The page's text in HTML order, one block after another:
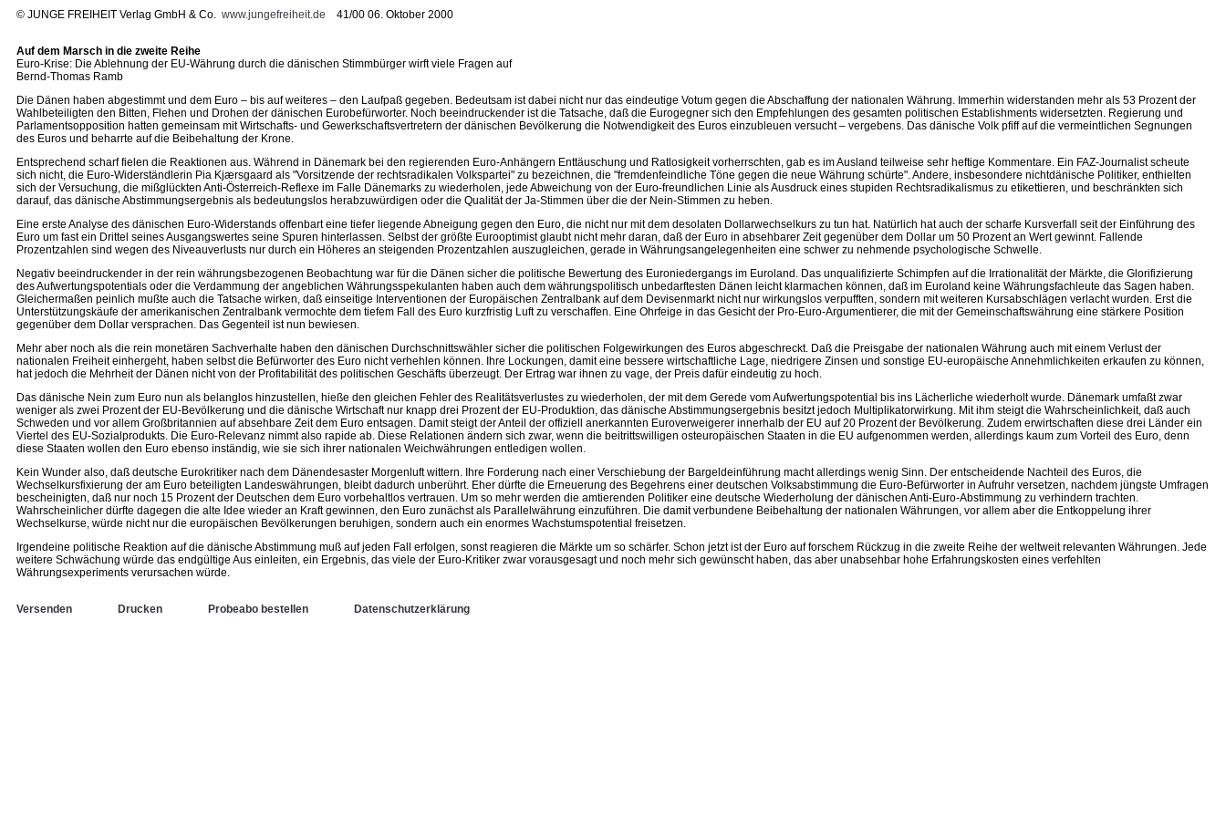
© JUNGE FREIHEIT Verlag GmbH & Co. www.jungefreiheit.de 41/00 06. Oktober 2000
Auf dem Marsch in die zweite Reihe
Euro-Krise: Die Ablehnung der EU-Währung durch die dänischen Stimmbürger wirft viele Fragen auf
Bernd-Thomas Ramb
Die Dänen haben abgestimmt und dem Euro – bis auf weiteres – den Laufpaß gegeben. Bedeutsam ist dabei nicht nur das eindeutige Votum gegen die Abschaffung der nationalen Währung. Immerhin widerstanden mehr als 53 Prozent der
Wahlbeteiligten den Bitten, Flehen und Drohen der dänischen Eurobefürworter. Noch beeindruckender ist die Tatsache, daß die Eurogegner sich den Empfehlungen des gesamten politischen Establishments widersetzten. Regierung und
Parlamentsopposition hatten gemeinsam mit Wirtschafts- und Gewerkschaftsvertretern der dänischen Bevölkerung die Notwendigkeit des Euros einzubleuen versucht – vergebens. Das dänische Volk pfiff auf die vermeintlichen Segnungen
des Euros und beharrte auf die Beibehaltung der Krone.
Entsprechend scharf fielen die Reaktionen aus. Während in Dänemark bei den regierenden Euro-Anhängern Enttäuschung und Ratlosigkeit vorherrschten, gab es im Ausland teilweise sehr heftige Kommentare. Ein FAZ-Journalist scheute
sich nicht, die Euro-Widerständlerin Pia Kjærsgaard als "Vorsitzende der rechtsradikalen Volkspartei" zu bezeichnen, die "fremdenfeindliche Töne gegen die neue Währung schürte". Andere, insbesondere nichtdänische Politiker, enthielten
sich der Versuchung, die mißglückten Anti-Österreich-Reflexe im Falle Dänemarks zu wiederholen, jede Abweichung von der Euro-freundlichen Linie als Ausdruck eines stupiden Rechtsradikalismus zu etikettieren, und beschränkten sich
darauf, das dänische Abstimmungsergebnis als bedeutungslos herabzuwürdigen oder die Qualität der Ja-Stimmen über die der Nein-Stimmen zu heben.
Eine erste Analyse des dänischen Euro-Widerstands offenbart eine tiefer liegende Abneigung gegen den Euro, die nicht nur mit dem desolaten Dollarwechselkurs zu tun hat. Natürlich hat auch der scharfe Kursverfall seit der Einführung des
Euro um fast ein Drittel seines Ausgangswertes seine Spuren hinterlassen. Selbst der größte Eurooptimist glaubt nicht mehr daran, daß der Euro in absehbarer Zeit gegenüber dem Dollar um 50 Prozent an Wert gewinnt. Fallende
Prozentzahlen sind wegen des Niveauverlusts nur durch ein Höheres an steigenden Prozentzahlen auszugleichen, gerade in Währungsangelegenheiten eine schwer zu nehmende psychologische Schwelle.
Negativ beeindruckender in der rein währungsbezogenen Beobachtung war für die Dänen sicher die politische Bewertung des Euroniedergangs im Euroland. Das unqualifizierte Schimpfen auf die Irrationalität der Märkte, die Glorifizierung
des Aufwertungspotentials oder die Verdammung der angeblichen Währungsspekulanten haben auch dem währungspolitisch unbedarftesten Dänen leicht klarmachen können, daß im Euroland keine Währungsfachleute das Sagen haben.
Gleichermaßen peinlich mußte auch die Tatsache wirken, daß einseitige Interventionen der Europäischen Zentralbank auf dem Devisenmarkt nicht nur wirkungslos verpufften, sondern mit weiteren Kursabschlägen verlacht wurden. Erst die
Unterstützungskäufe der amerikanischen Zentralbank vermochte dem tiefem Fall des Euro kurzfristig Luft zu verschaffen. Eine Ohrfeige in das Gesicht der Pro-Euro-Argumentierer, die mit der Gemeinschaftswährung eine stärkere Position
gegenüber dem Dollar versprachen. Das Gegenteil ist nun bewiesen.
Mehr aber noch als die rein monetären Sachverhalte haben den dänischen Durchschnittswähler sicher die politischen Folgewirkungen des Euros abgeschreckt. Daß die Preisgabe der nationalen Währung auch mit einem Verlust der
nationalen Freiheit einhergeht, haben selbst die Befürworter des Euro nicht verhehlen können. Ihre Lockungen, damit eine bessere wirtschaftliche Lage, niedrigere Zinsen und sonstige EU-europäische Annehmlichkeiten erkaufen zu können,
hat jedoch die Mehrheit der Dänen nicht von der Profitabilität des politischen Geschäfts überzeugt. Der Ertrag war ihnen zu vage, der Preis dafür eindeutig zu hoch.
Das dänische Nein zum Euro nun als belanglos hinzustellen, hieße den gleichen Fehler des Realitätsverlustes zu wiederholen, der mit dem Gerede vom Aufwertungspotential bis ins Lächerliche wiederholt wurde. Dänemark umfaßt zwar
weniger als zwei Prozent der EU-Bevölkerung und die dänische Wirtschaft nur knapp drei Prozent der EU-Produktion, das dänische Abstimmungsergebnis besitzt jedoch Multiplikatorwirkung. Mit ihm steigt die Wahrscheinlichkeit, daß auch
Schweden und vor allem Großbritannien auf absehbare Zeit dem Euro entsagen. Damit steigt der Anteil der offiziell anerkannten Euroverweigerer innerhalb der EU auf 20 Prozent der Bevölkerung. Zudem erwirtschaften diese drei Länder ein
Viertel des EU-Sozialprodukts. Die Euro-Relevanz nimmt also rapide ab. Diese Relationen ändern sich zwar, wenn die beitrittswilligen osteuropäischen Staaten in die EU aufgenommen werden, allerdings kaum zum Vorteil des Euro, denn
diese Staaten wollen den Euro ebenso inständig, wie sie sich ihrer nationalen Weichwährungen entledigen wollen.
Kein Wunder also, daß deutsche Eurokritiker nach dem Dänendesaster Morgenluft wittern. Ihre Forderung nach einer Verschiebung der Bargeldeinführung macht allerdings wenig Sinn. Der entscheidende Nachteil des Euros, die
Wechselkursfixierung der am Euro beteiligten Landeswährungen, bleibt dadurch unberührt. Eher dürfte die Erneuerung des Begehrens einer deutschen Volksabstimmung die Euro-Befürworter in Aufruhr versetzen, nachdem jüngste Umfragen
bescheinigten, daß nur noch 15 Prozent der Deutschen dem Euro vorbehaltlos vertrauen. Um so mehr werden die amtierenden Politiker eine deutsche Wiederholung der dänischen Anti-Euro-Abstimmung zu verhindern trachten.
Wahrscheinlicher dürfte dagegen die alte Idee wieder an Kraft gewinnen, den Euro zunächst als Parallelwährung einzuführen. Die damit verbundene Beibehaltung der nationalen Währungen, vor allem aber die Entkoppelung ihrer
Wechselkurse, würde nicht nur die europäischen Bevölkerungen beruhigen, sondern auch ein enormes Wachstumspotential freisetzen.
Irgendeine politische Reaktion auf die dänische Abstimmung muß auf jeden Fall erfolgen, sonst reagieren die Märkte um so schärfer. Schon jetzt ist der Euro auf forschem Rückzug in die zweite Reihe der weltweit relevanten Währungen. Jede
weitere Schwächung würde das endgültige Aus einleiten, ein Ergebnis, das viele der Euro-Kritiker zwar vorausgesagt und noch mehr sich gewünscht haben, das aber unabsehbar hohe Erfahrungskosten eines verfehlten
Währungsexperiments verursachen würde.
Versenden Drucken Probeabo bestellen Datenschutzerklärung